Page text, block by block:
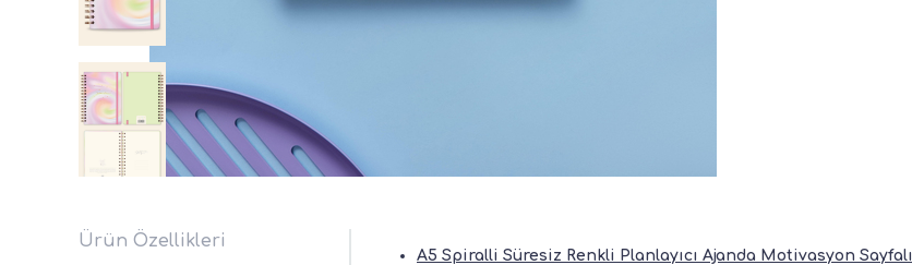
Ürün Özellikleri
A5 Spiralli Süresiz Renkli Planlayıcı Ajanda Motivasyon Sayfalı